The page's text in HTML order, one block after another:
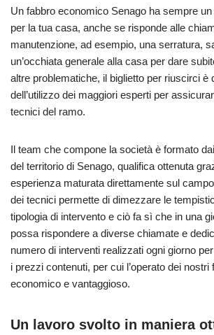
Un fabbro economico Senago ha sempre
per la tua casa, anche se risponde alle
manutenzione, ad esempio, una serratura,
un’occhiata generale alla casa per dare
altre problematiche, il biglietto per riuscirci è
dell’utilizzo dei maggiori esperti per
tecnici del ramo.
Il team che compone la società è formato
del territorio di Senago, qualifica ottenuta
esperienza maturata direttamente sul
dei tecnici permette di dimezzare le
tipologia di intervento e ciò fa sì che in una
possa rispondere a diverse chiamate e
numero di interventi realizzati ogni giorno
i prezzi contenuti, per cui l’operato dei nostri
economico e vantaggioso.
Un lavoro svolto in maniera